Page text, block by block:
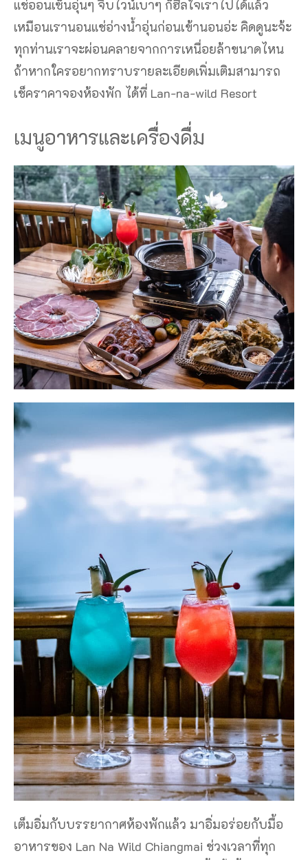
แช่ออนเซ็นอุ่นๆ จิบไวน์เบาๆ ก็ฮีลใจเราไปได้แล้ว
เหมือนเรานอนแช่อ่างน้ำอุ่นก่อนเข้านอนอ่ะ คิดดูนะจ้ะ
ทุกท่านเราจะผ่อนคลายจากการเหนื่อยล้าขนาดไหน
ถ้าหากใครอยากทราบรายละเอียดเพิ่มเติมสามารถ
เช็คราคาจองห้องพัก ได้ที่ Lan-na-wild Resort
เมนูอาหารและเครื่องดื่ม
เต็มอิ่มกับบรรยากาศห้องพักแล้ว มาอิ่มอร่อยกับมื้อ
อาหารของ Lan Na Wild Chiangmai ช่วงเวลาที่ทุก